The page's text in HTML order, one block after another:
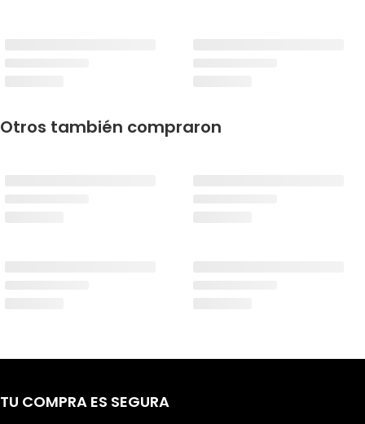
Otros también compraron
TU COMPRA ES SEGURA